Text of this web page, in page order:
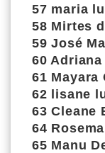
57 maria
58 Mirtes
59José
60Adriana
61 Mayara
62
lisane
63Cleane
64
65 Manu